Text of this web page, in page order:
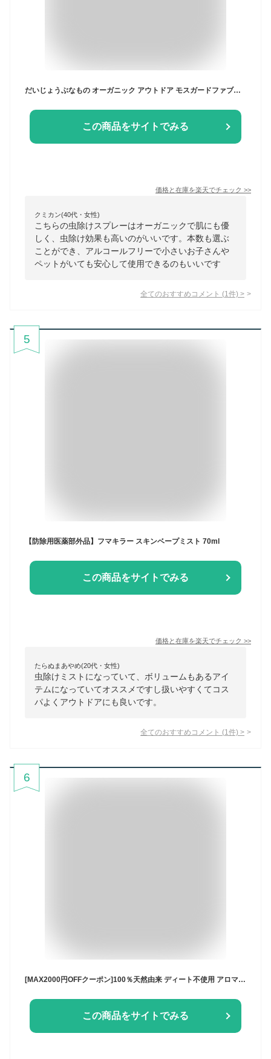
だいじょうぶなもの オーガニック アウトドア モスガードファブリックスプレー100ml ;モスガードスプレー アルコールフリー madeoforganics mosguardspray made of Organics ORGANIC OUTDOOR MOS GUARD SPRAY ALCOHOL FREE 旧メイドオブオーガニクス 虫よけ対策
この商品をサイトでみる
価格と在庫を楽天でチェック >>
クミカン(40代・女性)
こちらの虫除けスプレーはオーガニックで肌にも優
しく、虫除け効果も高いのがいいです。本数も選ぶ
ことができ、アルコールフリーで小さいお子さんや
ペットがいても安心して使用できるのもいいです
全てのおすすめコメント (1 件) >
5
【防除用医薬部外品】フマキラー スキンベープミスト 70ml
この商品をサイトでみる
価格と在庫を楽天でチェック >>
たらぬまあやめ(20代・女性)
虫除けミストになっていて、ボリュームもあるアイ
テムになっていてオススメですし扱いやすくてコス
パよくアウトドアにも良いです。
全てのおすすめコメント (1 件) >
6
[MAX2000円OFFクーポン]100％天然由来 ディート不使用 アロマホリック アウトドアスプレー 250ml AROMA HOLIC 日本製 アロマ 子供 赤ちゃん 安心 安全 キャンプ 消臭 網戸 窓 玄関 camp ディートフリー outdoor ゴルフ ベビー アウトドア
この商品をサイトでみる